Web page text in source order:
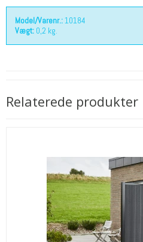
Model/Varenr.:10184
Vægt: 0,2 kg.
Relaterede produkter